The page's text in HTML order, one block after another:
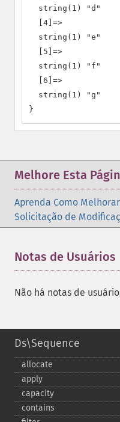
  string(1) "d"
  [4]=>
  string(1) "e"
  [5]=>
  string(1) "f"
  [6]=>
  string(1) "g"
}
Melhore Esta
Aprenda Como
Solicitação de
Notas de Usuários
Não há notas de
Ds\Sequence
allocate
apply
capacity
contains